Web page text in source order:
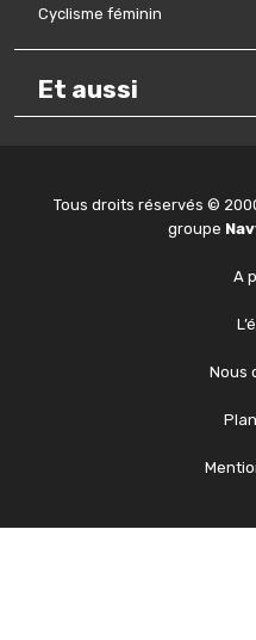
Cyclisme féminin
Et aussi
Tous droits réservés ©
groupe
A
Nous